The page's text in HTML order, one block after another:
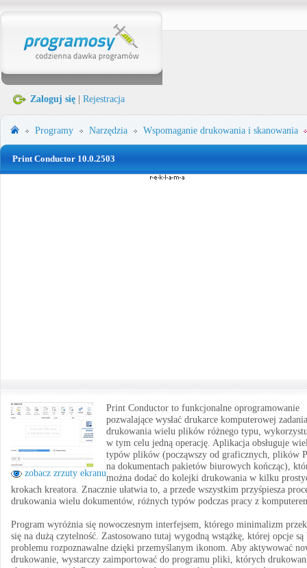
Zaloguj się Rejestracja
Programy Narzędzia Wspomaganie drukowania i skanowania
Print Conductor 10.0.2503
zobacz zrzuty ekranu
Print Conductor to funkcjonalne oprogramowanie
pozwalające wysłać drukarce komputerowej zadania
drukowania wielu plików różnego typu,
w tym celu jedną operację. Aplikacja obsługuje
typów plików (począwszy od graficznych, plików
na dokumentach pakietów biurowych kończąc),
można dodać do kolejki drukowania w kilku
krokach kreatora. Znacznie ułatwia to, a przede wszystkim przyśpiesza
drukowania wielu dokumentów, różnych typów podczas pracy z
Program wyróżnia się nowoczesnym interfejsem, którego minimalizm
się na dużą czytelność. Zastosowano tutaj wygodną wstążkę, której opcje są
problemu rozpoznawalne dzięki przemyślanym ikonom. Aby aktywować
drukowanie, wystarczy zaimportować do programu pliki, których